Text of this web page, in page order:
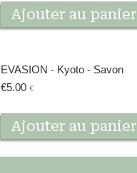
Ajouter au panier
EVASION - Kyoto - Savon
€5.00 €
Ajouter au panier